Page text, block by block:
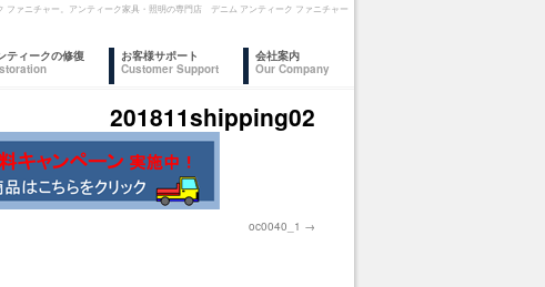
ファニチャー。アンティーク家具・照明の専門店 デニム アンティーク ファニチャー
ティークの修復
お客様サポート
Customer Support
会社案内
Our Company
201811shipping02
oc0040_1